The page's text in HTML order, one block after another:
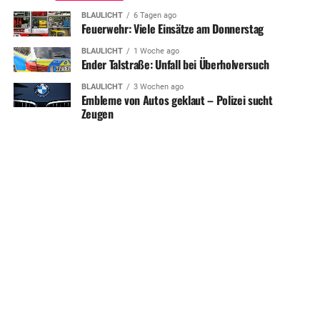
BLAULICHT 6 Tagen ago
Feuerwehr: Viele Einsätze am Donnerstag
BLAULICHT 1 Woche ago
Ender Talstraße: Unfall bei Überholversuch
BLAULICHT 3 Wochen ago
Embleme von Autos geklaut – Polizei sucht
Zeugen